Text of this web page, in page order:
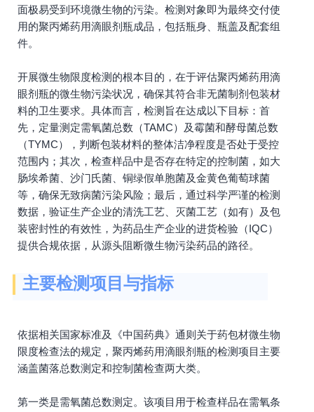
面极易受到环境微生物的污染。检测对象即为最终交付使
用的聚丙烯药用滴眼剂瓶成品，包括瓶身、瓶盖及配套组
件。
开展微生物限度检测的根本目的，在于评估聚丙烯药用滴
眼剂瓶的微生物污染状况，确保其符合非无菌制剂包装材
料的卫生要求。具体而言，检测旨在达成以下目标：首
先，定量测定需氧菌总数（TAMC）及霉菌和酵母菌总数
（TYMC），判断包装材料的整体洁净程度是否处于受控
范围内；其次，检查样品中是否存在特定的控制菌，如大
肠埃希菌、沙门氏菌、铜绿假单胞菌及金黄色葡萄球菌
等，确保无致病菌污染风险；最后，通过科学严谨的检测
数据，验证生产企业的清洗工艺、灭菌工艺（如有）及包
装密封性的有效性，为药品生产企业的进货检验（IQC）
提供合规依据，从源头阻断微生物污染药品的路径。
主要检测项目与指标
依据相关国家标准及《中国药典》通则关于药包材微生物
限度检查法的规定，聚丙烯药用滴眼剂瓶的检测项目主要
涵盖菌落总数测定和控制菌检查两大类。
第一类是需氧菌总数测定。该项目用于检查样品在需氧条